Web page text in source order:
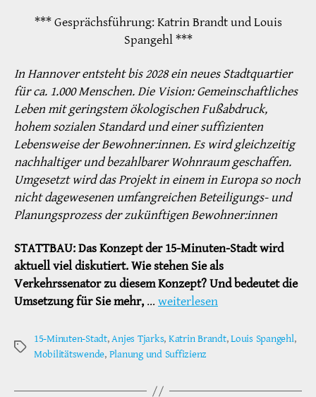
*** Gesprächsführung: Katrin Brandt und Louis
Spangehl ***
In Hannover entsteht bis 2028 ein neues Stadtquartier
für ca. 1.000 Menschen. Die Vision: Gemeinschaftliches
Leben mit geringstem ökologischen Fußabdruck,
hohem sozialen Standard und einer suffizienten
Lebensweise der Bewohner:innen. Es wird gleichzeitig
nachhaltiger und bezahlbarer Wohnraum geschaffen.
Umgesetzt wird das Projekt in einem in Europa so noch
nicht dagewesenen umfangreichen Beteiligungs- und
Planungsprozess der zukünftigen Bewohner:innen
STATTBAU:Das Konzept der 15-Minuten-Stadt wird
aktuell viel diskutiert. Wie stehen Sie als
Verkehrssenator zu diesem Konzept? Und bedeutet die
Umsetzung für Sie mehr,… weiterlesen
Schlagwörter
15-Minuten-Stadt,Anjes Tjarks, Katrin Brandt,Louis Spangehl,
Mobilitätswende, Planung und Suffizienz